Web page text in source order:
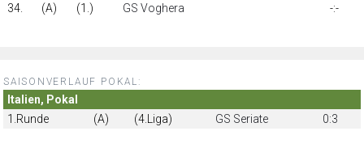
34.
(A) (1.) GS Voghera -:-
SAISONVERLAUF POKAL:
Italien, Pokal
1.Runde
(A) (4.Liga) GS Seriate 0:3